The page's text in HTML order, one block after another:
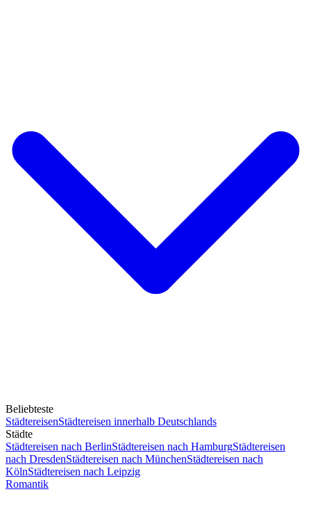
Beliebteste
StädtereisenStädtereisen innerhalb Deutschlands
Städte
Städtereisen nach BerlinStädtereisen nach HamburgStädtereisen
nach DresdenStädtereisen nach MünchenStädtereisen nach
KölnStädtereisen nach Leipzig
Romantik